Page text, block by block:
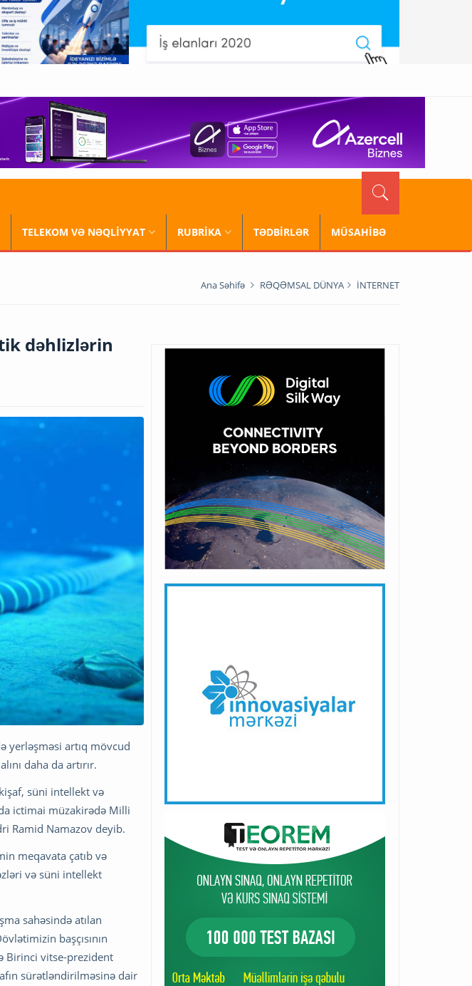
TELEKOM VƏ NƏQLİYYAT RUBRİKA TƏDBİRLƏR MÜSAHİBƏ
Ana Səhifə RƏQƏMSAL DÜNYA İNTERNET
dəhlizlərin
yerləşməsi artıq mövcud
daha da artırır.
süni intellekt və
ictimai müzakirədə Milli
Ramid Namazov deyib.
meqavata çatıb və
və süni intellekt
sahəsində atılan
başçısının
Birinci vitse-prezident
sürətləndirilməsinə dair